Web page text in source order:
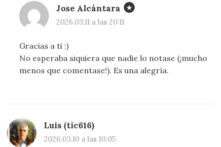
Jose Alcántara
2026.03.11 a las 20:11
Gracias a ti :)
No esperaba siquiera que nadie lo notase (¡mucho
menos que comentase!). Es una alegría.
Luis (tic616)
2026.03.10 a las 10:05